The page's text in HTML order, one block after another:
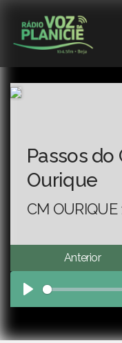
Passos
Ourique
CM OURIQUE
Anterior
Play